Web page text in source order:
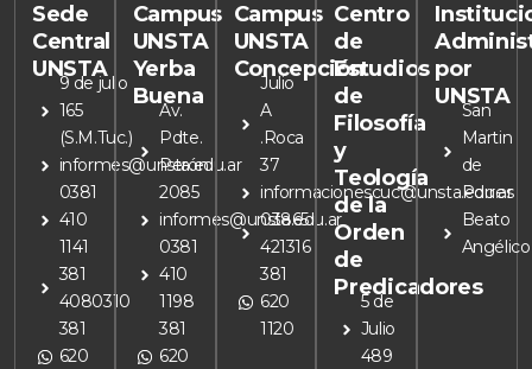
Sede
Central
UNSTA
9 de julio
165
(S.M.Tuc.)
informes@unsta.edu.ar
0381
410
1141
381
4080310
381
620
Campus
UNSTA
Yerba
Buena
Av.
Pdte.
Perón
2085
informes@unsta.edu.ar
0381
410
1198
381
620
Campus
UNSTA
Concepción
Julio
A
.Roca
37
informacionescuc@unsta.edu.ar
03865
421316
381
620
1120
Centro
de
Estudios
de
Filosofía
y
Teología
de la
Orden
de
Predicadores
5 de
Julio
489
por
UNSTA
San
Martin
de
Porres
Beato
Angélico